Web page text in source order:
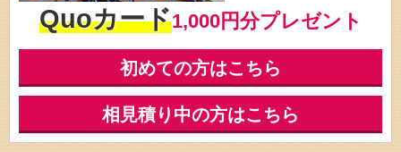
Quoカード1,000円分プレゼント
初めての方はこちら
相見積り中の方はこちら